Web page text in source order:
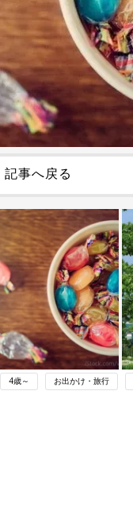
記事へ戻る
4歳～ お出かけ・旅行